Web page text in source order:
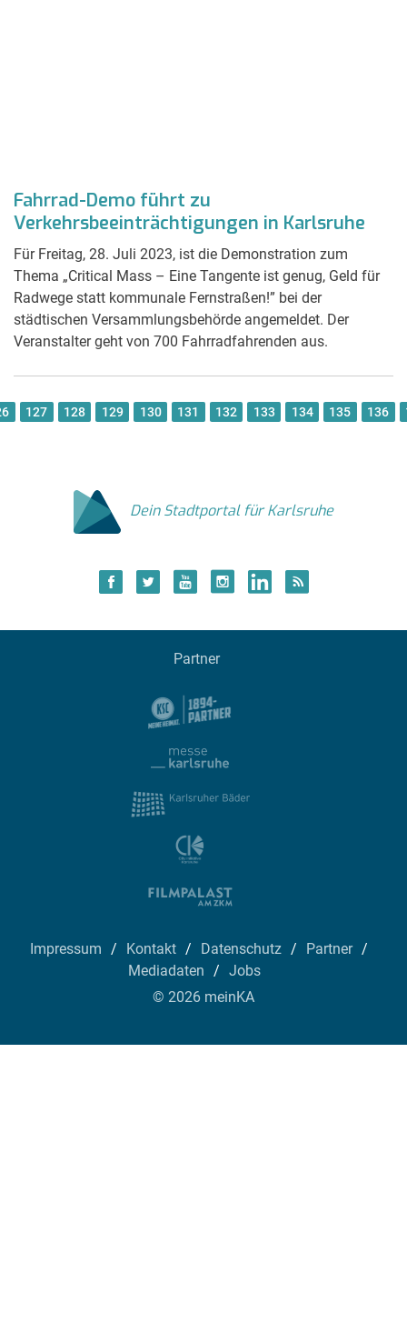
Fahrrad-Demo führt zu
Verkehrsbeeinträchtigungen in Karlsruhe
Für Freitag, 28. Juli 2023, ist die Demonstration zum
Thema „Critical Mass – Eine Tangente ist genug, Geld für
Radwege statt kommunale Fernstraßen!” bei der
städtischen Versammlungsbehörde angemeldet. Der
Veranstalter geht von 700 Fahrradfahrenden aus.
127 128 129 130 131 132 133 134 135 136
Dein Stadtportal für Karlsruhe
Partner
Impressum Kontakt Datenschutz
Partner
Mediadaten
Jobs
© 2026 meinKA